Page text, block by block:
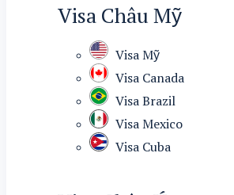
Visa Châu Mỹ
Visa Mỹ
Visa Canada
Visa Brazil
Visa Mexico
Visa Cuba